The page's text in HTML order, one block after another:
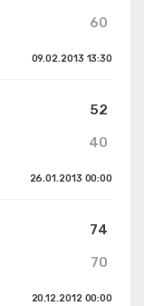
60
09.02.2013 13:30
52
40
26.01.2013 00:00
74
70
20.12.2012 00:00